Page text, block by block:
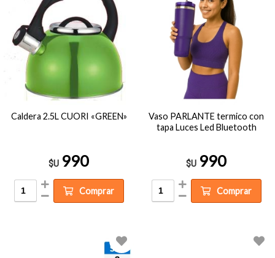
Caldera 2.5L CUORI «GREEN»
$U 990
Comprar
Vaso PARLANTE termico con
tapa Luces Led Bluetooth
$U 990
Comprar